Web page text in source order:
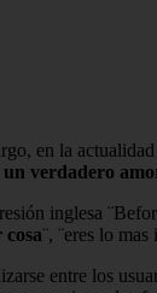
en la
un verdadero
inglesa
¨, ¨eres lo
entre los